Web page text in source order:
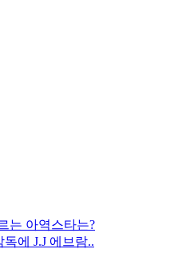
는 아역스타는?
에 J.J 에브람..